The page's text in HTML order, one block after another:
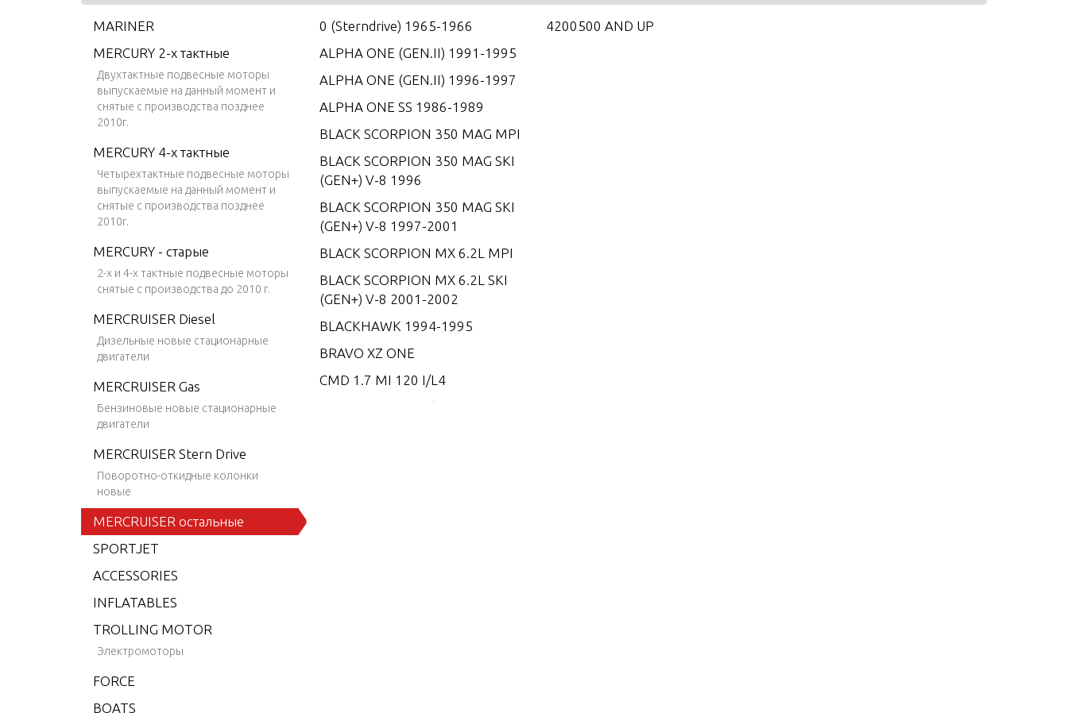
MARINER
MERCURY 2-х тактные
Двухтактные подвесные моторы
выпускаемые на данный момент и
снятые с производства позднее
2010г.
MERCURY 4-х тактные
Четырехтактные подвесные моторы
выпускаемые на данный момент и
снятые с производства позднее
2010г.
MERCURY - старые
2-х и 4-х тактные подвесные моторы
снятые с производства до 2010 г.
MERCRUISER Diesel
Дизельные новые стационарные
двигатели
MERCRUISER Gas
Бензиновые новые стационарные
двигатели
MERCRUISER Stern Drive
Поворотно-откидные колонки
новые
MERCRUISER остальные
SPORTJET
ACCESSORIES
INFLATABLES
TROLLING MOTOR
Электромоторы
FORCE
BOATS
0 (Sterndrive) 1965-1966
ALPHA ONE (GEN.II) 1991-1995
ALPHA ONE (GEN.II) 1996-1997
ALPHA ONE SS 1986-1989
BLACK SCORPION 350 MAG MPI
BLACK SCORPION 350 MAG SKI
(GEN+) V-8 1996
BLACK SCORPION 350 MAG SKI
(GEN+) V-8 1997-2001
BLACK SCORPION MX 6.2L MPI
BLACK SCORPION MX 6.2L SKI
(GEN+) V-8 2001-2002
BLACKHAWK 1994-1995
BRAVO XZ ONE
CMD 1.7 MI 120 I/L4
CMD 1.7 MS 120 I/L4
4200500 AND UP